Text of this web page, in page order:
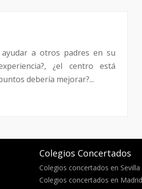
a otros padres en su
¿el centro está
debería mejorar?...
Colegios Concertados
Colegios concertados en Sevilla
Colegios concertados en Madrid